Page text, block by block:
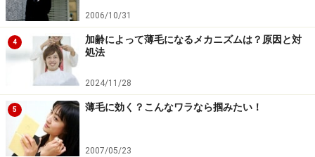
ると、全身でIGF-1が増えることがわかりました。そし
て、これらの成分を多く含むナマコを食べさせても知覚
神経が刺激され、全身でIGF-1が増えることが確認された
のです。
ナマコは鶏の軟骨のようにコリコリしているので、なか
なか噛み切れないのですが、頑張ってよく噛んで食べる
ようにしましょう。噛むことで分泌される唾液には、抜
2006/10/31
4
加齢によって薄毛になるメカニズムは？原因と対
処法
2024/11/28
5 薄毛に効く？こんなワラなら掴みたい！
2007/05/23